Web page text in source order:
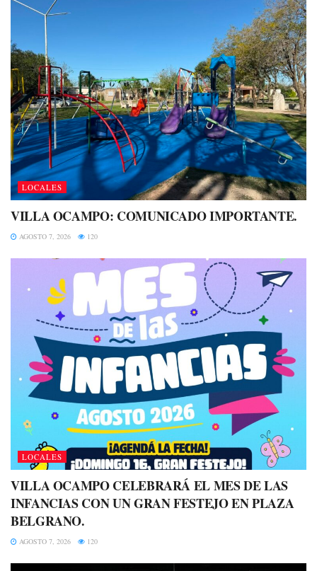
LOCALES
VILLA OCAMPO: COMUNICADO IMPORTANTE.
AGOSTO 7, 2026 120
LOCALES
VILLA OCAMPO CELEBRARÁ EL MES DE LAS
INFANCIAS CON UN GRAN FESTEJO EN PLAZA
BELGRANO.
AGOSTO 7, 2026 120